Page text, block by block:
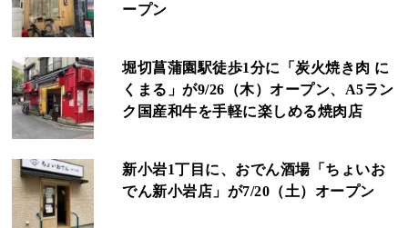
ープン
堀切菖蒲園駅徒歩1分に「炭火焼き肉 に
くまる」が9/26（木）オープン、A5ラン
ク国産和牛を手軽に楽しめる焼肉店
新小岩1丁目に、おでん酒場「ちょいお
でん新小岩店」が7/20（土）オープン